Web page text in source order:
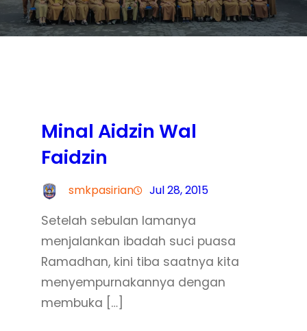
Minal Aidzin Wal
Faidzin
smkpasirian Jul 28, 2015
Setelah sebulan lamanya
menjalankan ibadah suci puasa
Ramadhan, kini tiba saatnya kita
menyempurnakannya dengan
membuka […]